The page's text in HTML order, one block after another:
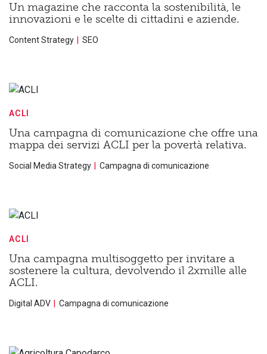
Un magazine che racconta la sostenibilità, le
innovazioni e le scelte di cittadini e aziende.
Content Strategy SEO
ACLI
Una campagna di comunicazione che offre una
mappa dei servizi ACLI per la povertà relativa.
Social Media Strategy Campagna di comunicazione
ACLI
Una campagna multisoggetto per invitare a
sostenere la cultura, devolvendo il 2xmille alle
ACLI.
Digital ADV Campagna di comunicazione